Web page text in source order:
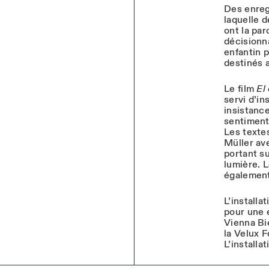
Des
laquelle
ont la
enfantin
destinés
Le filmEl
servi
Les
Müller
portant
lumière.
pour une
Vienna
la Velux